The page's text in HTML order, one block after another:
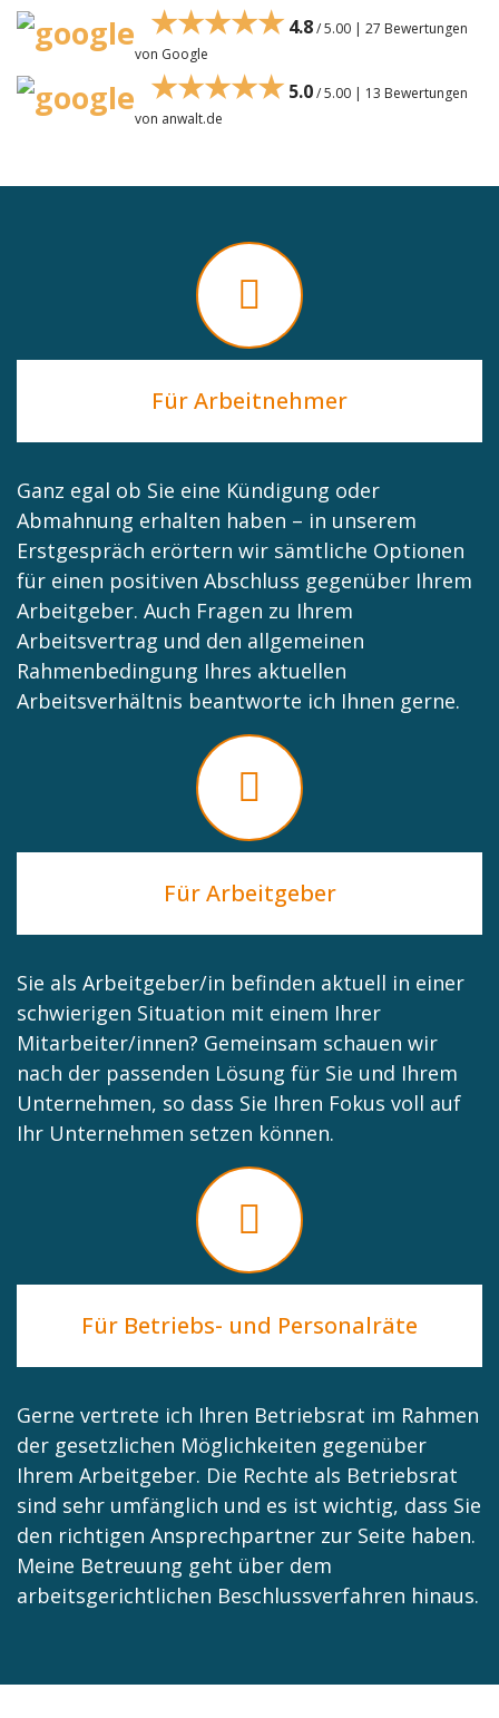
★★★★★ 4.8/ 5.00 | 27 Bewertungen
von Google
★★★★★ 5.0/ 5.00 | 13 Bewertungen
von anwalt.de
Für Arbeitnehmer
Ganz egal ob Sie eine Kündigung oder
Abmahnung erhalten haben – in unserem
Erstgespräch erörtern wir sämtliche Optionen
für einen positiven Abschluss gegenüber Ihrem
Arbeitgeber. Auch Fragen zu Ihrem
Arbeitsvertrag und den allgemeinen
Rahmenbedingung Ihres aktuellen
Arbeitsverhältnis beantworte ich Ihnen gerne.
Für Arbeitgeber
Sie als Arbeitgeber/in befinden aktuell in einer
schwierigen Situation mit einem Ihrer
Mitarbeiter/innen? Gemeinsam schauen wir
nach der passenden Lösung für Sie und Ihrem
Unternehmen, so dass Sie Ihren Fokus voll auf
Ihr Unternehmen setzen können.
Für Betriebs- und Personalräte
Gerne vertrete ich Ihren Betriebsrat im Rahmen
der gesetzlichen Möglichkeiten gegenüber
Ihrem Arbeitgeber. Die Rechte als Betriebsrat
sind sehr umfänglich und es ist wichtig, dass Sie
den richtigen Ansprechpartner zur Seite haben.
Meine Betreuung geht über dem
arbeitsgerichtlichen Beschlussverfahren hinaus.